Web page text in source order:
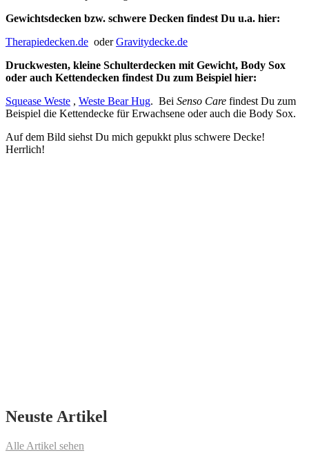
Gewichtsdecken bzw. schwere Decken findest Du u.a. hier:
Therapiedecken.de oderGravitydecke.de
Druckwesten, kleine Schulterdecken mit Gewicht, Body Sox
oder auch Kettendecken findest Du zum Beispiel hier:
Squease Weste , Weste Bear Hug. Bei Senso Care findest Du zum
Beispiel die Kettendecke für Erwachsene oder auch die Body Sox.
Auf dem Bild siehst Du mich gepukkt plus schwere Decke!
Herrlich!
Neuste Artikel
Alle Artikel sehen